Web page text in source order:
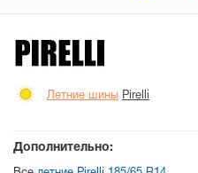
Летние шины Pirelli
Дополнительно: